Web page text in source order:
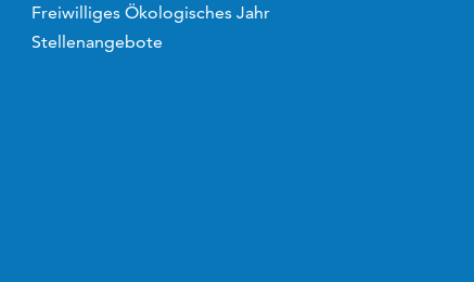
Freiwilliges Ökologisches Jahr
Stellenangebote